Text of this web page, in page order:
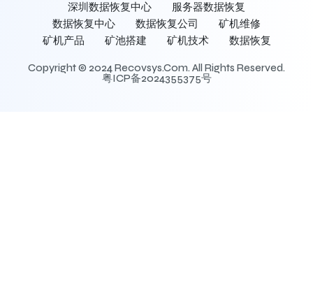
深圳数据恢复中心
服务器数据恢复
数据恢复中心
数据恢复公司
矿机维修
矿机产品
矿池搭建 矿机技术 数据恢复
Copyright © 2024 Recovsys.com. All Rights Reserved.
粤ICP备2024355375号